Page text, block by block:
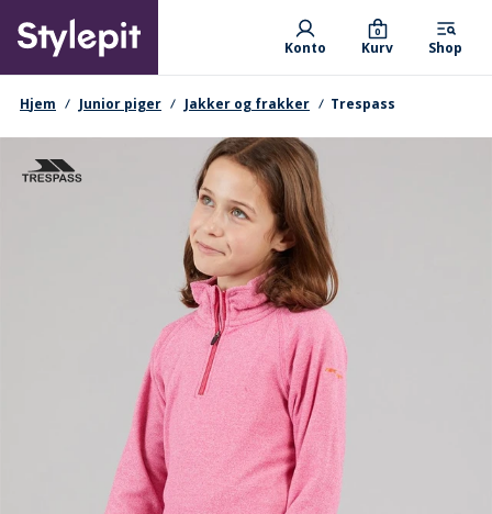
main
content
Primary departments
Konto Kurv
0
Shop
navigationssti
Hjem Junior piger Jakker og frakker Trespass